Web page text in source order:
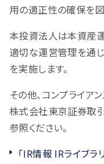
用の適正性の確保を図
本投資法人は本資産
適切な運営管理を通
を実施します。
その他、コンプライア
株式会社東京証券取
参照ください。
「IR情報 IRライブラ